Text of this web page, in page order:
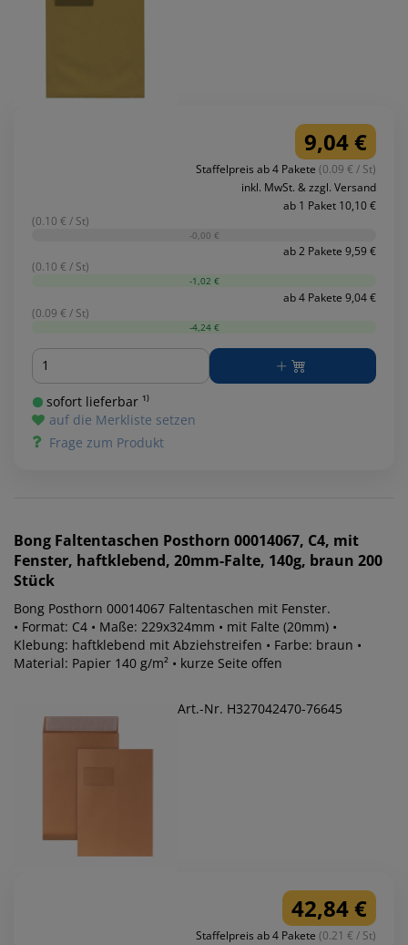
9,04 €
Staffelpreis ab 4 Pakete (0.09 € / St)
inkl. MwSt. & zzgl. Versand
ab 1 Paket 10,10 €
(0.10 € / St)
-0,00 €
ab 2 Pakete 9,59 €
(0.10 € / St)
-1,02 €
ab 4 Pakete 9,04 €
(0.09 € / St)
-4,24 €
Menge
sofort lieferbar ¹⁾
auf die Merkliste setzen
Frage zum Produkt
Bong Faltentaschen Posthorn 00014067, C4, mit
Fenster, haftklebend, 20mm-Falte, 140g, braun 200
Stück
Bong Posthorn 00014067 Faltentaschen mit Fenster.
• Format: C4 • Maße: 229x324mm • mit Falte (20mm) •
Klebung: haftklebend mit Abziehstreifen • Farbe: braun •
Material: Papier 140 g/m² • kurze Seite offen
Art.-Nr. H327042470-76645
42,84 €
Staffelpreis ab 4 Pakete (0.21 € / St)